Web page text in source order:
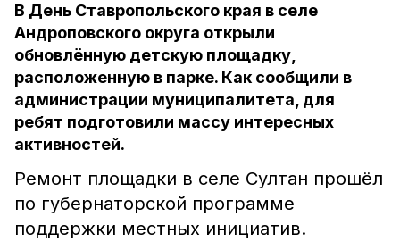
В День Ставропольского края в селе
Андроповского округа открыли
обновлённую детскую площадку,
расположенную в парке. Как сообщили в
администрации муниципалитета, для
ребят подготовили массу интересных
активностей.
Ремонт площадки в селе Султан прошёл
по губернаторской программе
поддержки местных инициатив.